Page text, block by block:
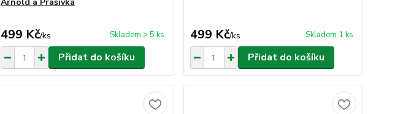
499 Kč/ks Skladem > 5 ks
Přidat do košíku
499 Kč/ks Skladem 1 ks
Přidat do košíku